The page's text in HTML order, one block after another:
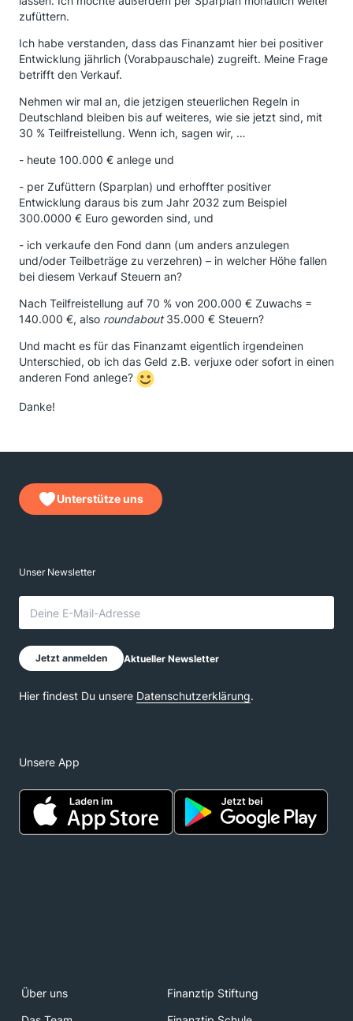
zufüttern.
Ich habe verstanden, dass das Finanzamt hier bei positiver
Entwicklung jährlich (Vorabpauschale) zugreift. Meine Frage
betrifft den Verkauf.
Nehmen wir mal an, die jetzigen steuerlichen Regeln in
Deutschland bleiben bis auf weiteres, wie sie jetzt sind, mit
30 % Teilfreistellung. Wenn ich, sagen wir, …
- heute 100.000 € anlege und
- per Zufüttern (Sparplan) und erhoffter positiver
Entwicklung daraus bis zum Jahr 2032 zum Beispiel
300.0000 € Euro geworden sind, und
- ich verkaufe den Fond dann (um anders anzulegen
und/oder Teilbeträge zu verzehren) – in welcher Höhe fallen
bei diesem Verkauf Steuern an?
Nach Teilfreistellung auf 70 % von 200.000 € Zuwachs =
140.000 €, also roundabout35.000 € Steuern?
Und macht es für das Finanzamt eigentlich irgendeinen
Unterschied, ob ich das Geld z.B. verjuxe oder sofort in einen
anderen Fond anlege?
Danke!
Unterstütze uns
Unsere App
Über uns
Finanztip Stiftung